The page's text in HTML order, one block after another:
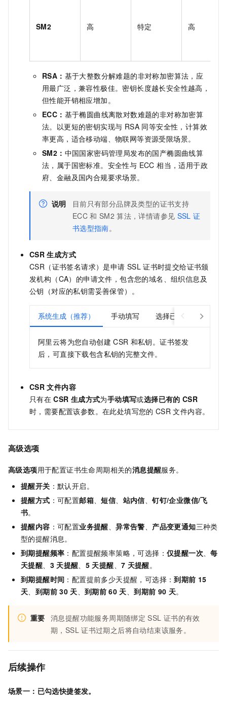
SM2 高 特定 高
RSA： 基于大整数分解难题的非对称加密算法，应
用最广泛，兼容性极佳。密钥长度越长安全性越高，
但性能开销相应增加。
ECC： 基于椭圆曲线离散对数难题的非对称加密算
法。以更短的密钥实现与 RSA 同等安全性，计算效
率更高，适合移动端、物联网等资源受限场景。
SM2： 中国国家密码管理局发布的国产椭圆曲线算
法，属于国密标准。安全性与 ECC 相当，适用于政
府、金融及国内合规要求场景。
说明
目前只有部分品牌及类型的证书支持
ECC 和 SM2 算法 ，详情请参见 SSL 证
书选型指南。
CSR 生成方式
CSR（证书签名请求）是申请 SSL 证书时提交给证书颁
发机构（CA）的申请文件，包含您的域名、组织信息及
公钥（对应的私钥需妥善保管）。
系统生成（推荐） 手动填写 选择已有的CSR
阿里云将为您自动创建 CSR 和私钥。证书签发
后，可直接下载包含私钥的完整文件。
CSR 文件内容
只有在 CSR 生成方式为手动填写或选择已有的 CSR
时，需要配置该参数。在此处填写您的 CSR 文件内容。
高级选项
高级选项用于配置证书生命周期相关的消息提醒服务。
提醒开关 ：默认开启。
提醒方式 ：可配置邮箱、短信、 站内信、钉钉/企业微信/飞
书。
提醒内容 ：可配置业务提醒、异常告警、 产品变更通知三种类
型的提醒消息。
到期提醒频率 ：配置提醒频率策略，可选择：仅提醒一次、每
天提醒、 3 天提醒、 5 天提醒、7 天提醒。
到期提醒时间 ：配置提前多少天提醒，可选择：到期前 15
天、 到期前 30 天、到期前 60 天、到期前 90 天。
重要 消息提醒功能服务周期随绑定 SSL 证书的有效
期，SSL 证书过期之后将自动结束该服务。
后续操作
场景一：已勾选快捷签发。